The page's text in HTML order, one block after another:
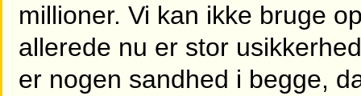
millioner. Vi kan ikke bruge
allerede nu er stor
er nogen sandhed i begge,